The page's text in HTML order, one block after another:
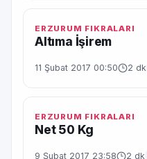
ERZURUM FIKRALARI
Altıma İşirem
11 Şubat 2017 00:50 2 dk
ERZURUM FIKRALARI
Net 50 Kg
9 Şubat 2017 23:58 2 dk